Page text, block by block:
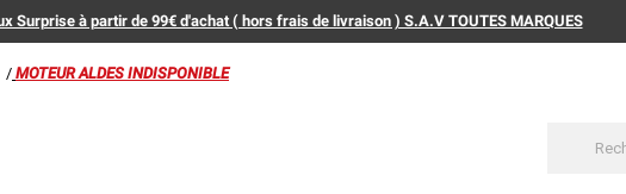
Surprise à partir de 99€ d'achat ( hors frais de livraison ) S.A.V TOUTES MARQUES
/ MOTEUR ALDES INDISPONIBLE